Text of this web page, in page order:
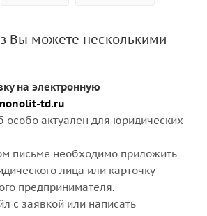
Вы можете несколькими
на электронную
td.ru
особо актуален для юридических
письме необходимо приложить
лица или карточку
предпринимателя.
с заявкой или написать